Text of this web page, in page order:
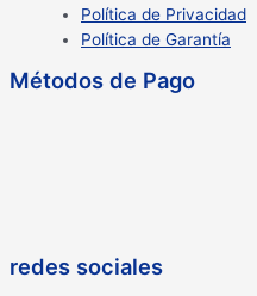
Política de Privacidad
Política de Garantía
Métodos de Pago
redes sociales